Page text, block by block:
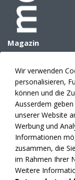
Magazin
Archiv
Mediadaten
Themenplanung
Anzeigen
Verlag
Abonnement
Fakten
Kontakte
News
Wir verwenden
personalisieren,
können und die
Ausserdem
unserer Website
Werbung und
Informationen
zusammen, die
im Rahmen Ihrer
Weitere